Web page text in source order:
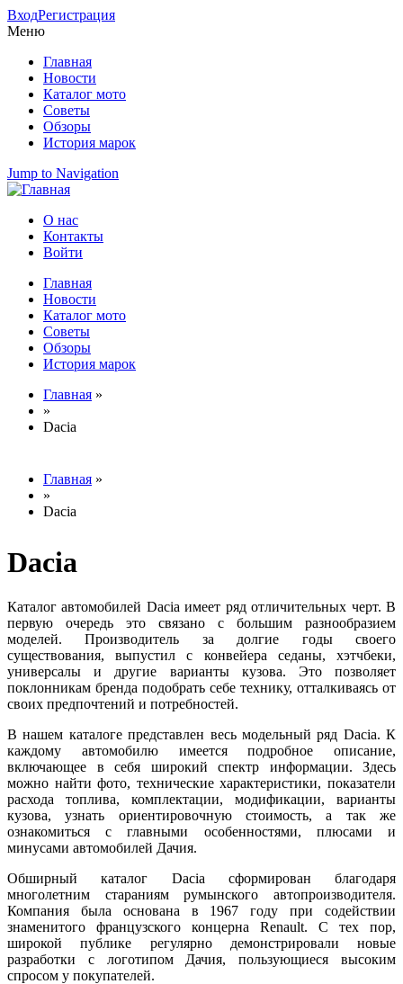
ВходРегистрация
Меню
Главная
Новости
Каталог мото
Советы
Обзоры
История марок
Jump to Navigation
Вторичное меню
О нас
Контакты
Войти
Главное меню
Главная
Новости
Каталог мото
Советы
Обзоры
История марок
Вы здесь
Главная »
»
Dacia
Вы здесь
Главная »
»
Dacia
Dacia
Каталог автомобилей Dacia имеет ряд отличительных черт. В
первую очередь это связано с большим разнообразием
моделей. Производитель за долгие годы своего
существования, выпустил с конвейера седаны, хэтчбеки,
универсалы и другие варианты кузова. Это позволяет
поклонникам бренда подобрать себе технику, отталкиваясь от
своих предпочтений и потребностей.
В нашем каталоге представлен весь модельный ряд Dacia. К
каждому автомобилю имеется подробное описание,
включающее в себя широкий спектр информации. Здесь
можно найти фото, технические характеристики, показатели
расхода топлива, комплектации, модификации, варианты
кузова, узнать ориентировочную стоимость, а так же
ознакомиться с главными особенностями, плюсами и
минусами автомобилей Дачия.
Обширный каталог Dacia сформирован благодаря
многолетним стараниям румынского автопроизводителя.
Компания была основана в 1967 году при содействии
знаменитого французского концерна Renault. С тех пор,
широкой публике регулярно демонстрировали новые
разработки с логотипом Дачия, пользующиеся высоким
спросом у покупателей.